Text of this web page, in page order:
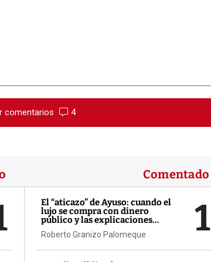
comentarios 4
Comentado
El “aticazo” de Ayuso: cuando el
lujo se compra con dinero
público y las explicaciones
llegan después
Roberto Granizo Palomeque 1